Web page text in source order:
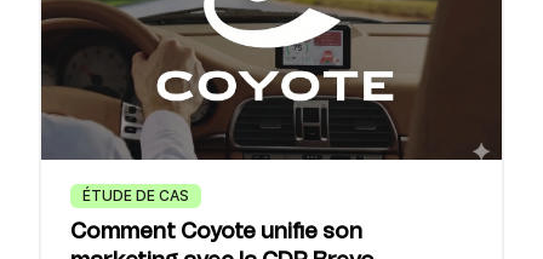
ÉTUDE DE CAS
Comment Coyote unifie son